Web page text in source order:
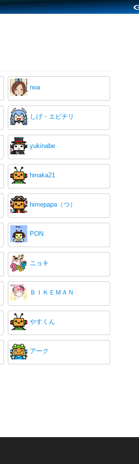
noa
しげ・エビチリ
yukinabe
hinaka21
himepapa（つ）
PON
ニョキ
ＢＩＫＥＭＡＮ
やすくん
アーク